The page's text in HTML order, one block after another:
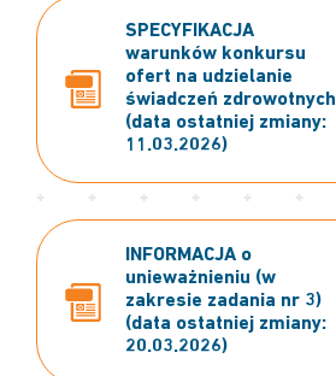
SPECYFIKACJA
warunków konkursu
ofert na udzielanie
świadczeń zdrowotnych
(data ostatniej zmiany:
11.03.2026)
INFORMACJA o
unieważnieniu (w
zakresie zadania nr 3)
(data ostatniej zmiany:
20.03.2026)